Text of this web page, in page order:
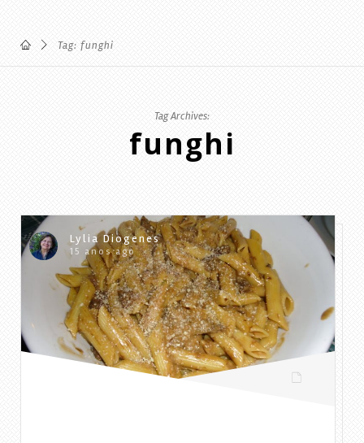
Tag: funghi
Tag Archives:
funghi
Lylia Diogenes
15 anos ago